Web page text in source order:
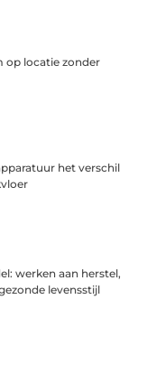
op locatie zonder
het verschil
werken aan herstel,
levensstijl